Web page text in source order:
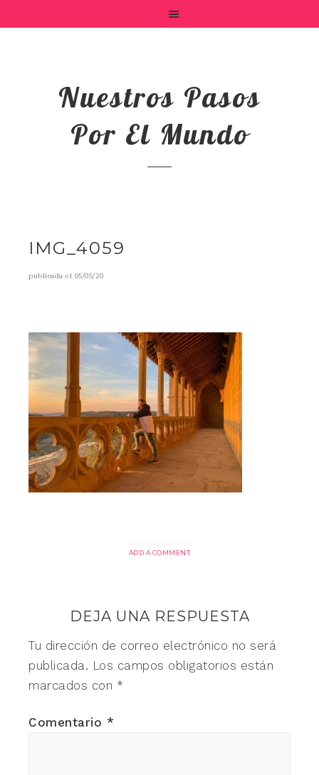
Nuestros Pasos
Por El Mundo
IMG_4059
publicada el 05/05/20
ADD A COMMENT
DEJA UNA RESPUESTA
Tu dirección de correo electrónico no será
publicada. Los campos obligatorios están
marcados con *
Comentario *